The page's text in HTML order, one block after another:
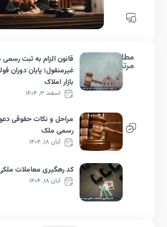
قانون الزام به ثبت رسمی معاملات اموال
غیرمنقول؛ پایان دوران قولنامه و انقلاب
بازار املاک
اسفند ۳, ۱۴۰۴
مراحل و نکات حقوقی دعوای الزام به
رسمی ملک
آبان ۱۸, ۱۴۰۴
کد رهگیری معاملات ملکی چیست؟
آبان ۱۸, ۱۴۰۴